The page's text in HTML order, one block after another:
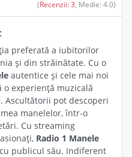
(Recenzii: 3, Medie: 4.0)
preferată a iubitorilor
și din străinătate. Cu o
autentice și cele mai noi
o experiență muzicală
Ascultătorii pot descoperi
manelelor, într-o
Cu streaming
Radio 1 Manele
publicul său. Indiferent